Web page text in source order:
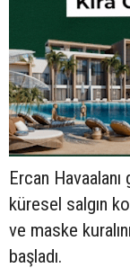
Ercan Havaalanı
küresel salgın
ve maske
başladı.